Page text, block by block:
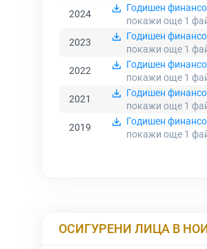
2024
Годишен
покажи още 1
2023
Годишен
покажи още 1
2022
Годишен
покажи още 1
2021
Годишен
покажи още 1
2019
Годишен
покажи още 1
ОСИГУРЕНИ ЛИЦА В